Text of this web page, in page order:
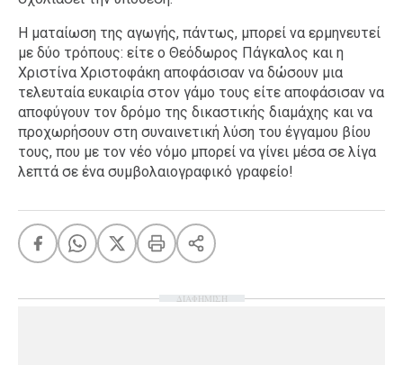
Η ματαίωση της αγωγής, πάντως, μπορεί να ερμηνευτεί
με δύο τρόπους: είτε ο Θεόδωρος Πάγκαλος και η
Χριστίνα Χριστοφάκη αποφάσισαν να δώσουν μια
τελευταία ευκαιρία στον γάμο τους είτε αποφάσισαν να
αποφύγουν τον δρόμο της δικαστικής διαμάχης και να
προχωρήσουν στη συναινετική λύση του έγγαμου βίου
τους, που με τον νέο νόμο μπορεί να γίνει μέσα σε λίγα
λεπτά σε ένα συμβολαιογραφικό γραφείο!
ΔΙΑΦΗΜΙΣΗ